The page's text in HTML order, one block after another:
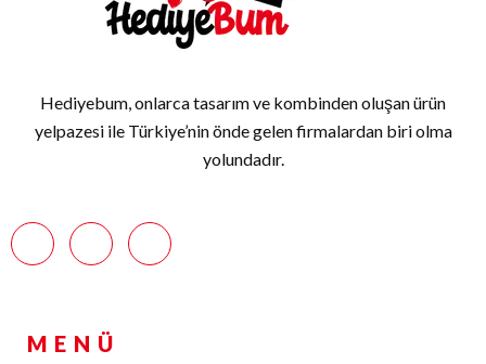
Hediyebum, onlarca tasarım ve kombinden oluşan ürün
yelpazesi ile Türkiye’nin önde gelen firmalardan biri olma
yolundadır.
MENÜ